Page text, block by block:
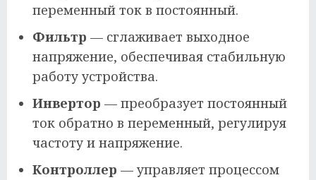
переменный ток в постоянный.
Фильтр — сглаживает выходное
напряжение, обеспечивая стабильную
работу устройства.
Инвертор — преобразует постоянный
ток обратно в переменный, регулируя
частоту и напряжение.
Контроллер — управляет процессом